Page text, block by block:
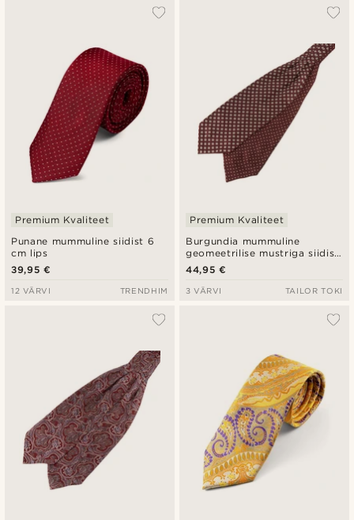
Punane mummuline siidist 6
cm lips
Premium Kvaliteet
39,95 €
12 VÄRVI TRENDHIM
Burgundia mummuline
geomeetrilise mustriga siidist
askott
Premium Kvaliteet
44,95 €
3 VÄRVI TAILOR TOKI